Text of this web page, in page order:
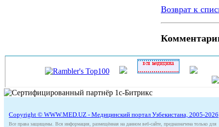
Возврат к
Copyright © WWW.MED.UZ - Медицинский портал Узбекистана, 2005-2026
Все права защищены. Вся информация, размещённая на данном веб-сайте, предназначена только для